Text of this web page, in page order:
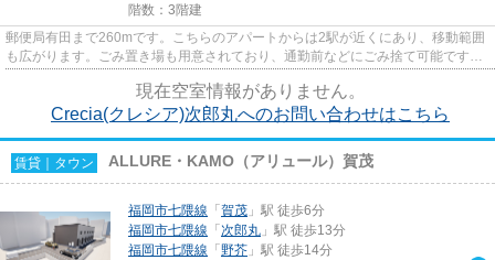
階数：3階建
郵便局有田まで260mです。こちらのアパートからは2駅が近くにあり、移動範囲
も広がります。ごみ置き場も用意されており、通勤前などにごみ捨て可能です。
現在空室情報がありません。
Crecia(クレシア)次郎丸へのお問い合わせはこちら
賃貸｜タウン ALLURE・KAMO（アリュール）賀茂
福岡市七隈線 「 賀茂 」駅 徒歩6分
福岡市七隈線 「 次郎丸 」駅 徒歩13分
福岡市七隈線 「 野芥 」駅 徒歩14分